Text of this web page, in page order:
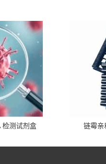
检测试剂盒 链霉亲